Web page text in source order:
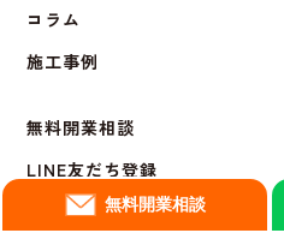
無料開業相談
コラム
施工事例
無料開業相談
LINE友だち登録
メルマガ登録ご案内